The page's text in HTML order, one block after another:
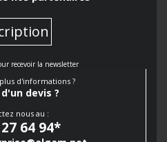
recevoir la newsletter
d'informations ?
devis ?
nous au :
64 94*